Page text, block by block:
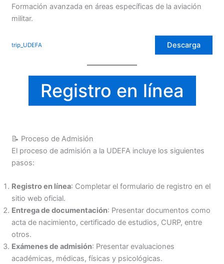
Formación avanzada en áreas específicas de la aviación
militar.
trip_UDEFA Descarga
Registro en línea
📝 Proceso de Admisión
El proceso de admisión a la UDEFA incluye los siguientes
pasos:
Registro en línea: Completar el formulario de registro en el
sitio web oficial.
Entrega de documentación: Presentar documentos como
acta de nacimiento, certificado de estudios, CURP, entre
otros.
Exámenes de admisión: Presentar evaluaciones
académicas, médicas, físicas y psicológicas.